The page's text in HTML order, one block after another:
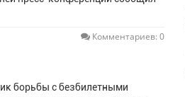
Комментариев: 0
борьбы с безбилетными